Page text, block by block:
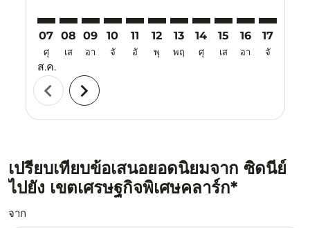
07
ศุ
ส.ค.
08
เส
09
อา
10
จั
11
อั
12
พุ
13
พฤ
14
ศุ
15
เส
16
อา
17
จั
chevron_left chevron_right
เปรียบเทียบข้อเสนอยอดนิยมจาก ซิดนีย์
ไปยัง เขตเศรษฐกิจพิเศษคลาร์ก*
จาก